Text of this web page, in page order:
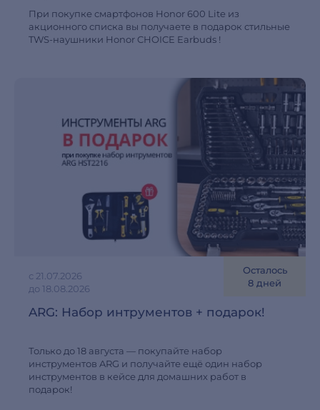
При покупке смартфонов Honor 600 Lite из
акционного списка вы получаете в подарок стильные
TWS-наушники Honor CHOICE Earbuds !
с 21.07.2026
до 18.08.2026
Осталось
8 дней
ARG: Набор интрументов + подарок!
Только до 18 августа — покупайте набор
инструментов ARG и получайте ещё один набор
инструментов в кейсе для домашних работ в
подарок!